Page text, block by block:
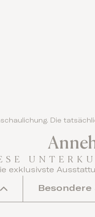
Die
exklusivste